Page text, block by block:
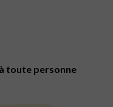
toute personne